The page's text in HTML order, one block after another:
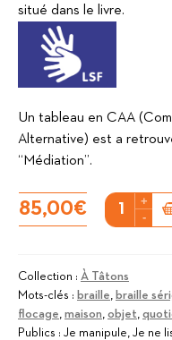
situé dans le livre.
Un tableau en CAA
Alternative) est a
“Médiation”.
85,00€
quantité
de
Chasse
à
l'Ours
+
-
Collection : À Tâtons
Mots-clés : braille, braille
flocage, maison, objet,
Publics : Je manipule, Je ne